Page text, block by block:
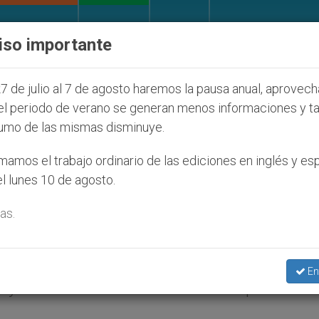
judíos que afecta a cristianos (y no sólo) en Tierra
la acción
Digital
Digital, reúne a algunos de los
en el mundo de habla hispana
importante
de julio al 7 de agosto haremos la pausa anual,
periodo de verano se generan menos informaciones y
de las mismas disminuye.
el trabajo ordinario de las ediciones en inglés y
lunes 10 de agosto.